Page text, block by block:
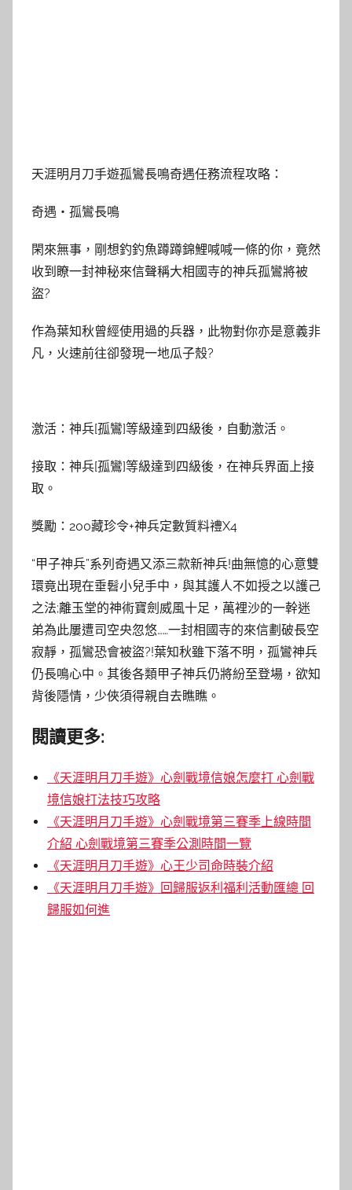
天涯明月刀手遊孤鸞長鳴奇遇任務流程攻略：
奇遇・孤鸞長鳴
閑來無事，剛想釣釣魚蹲蹲錦鯉喊喊一條的你，竟然
收到瞭一封神秘來信聲稱大相國寺的神兵孤鸞將被
盜?
作為葉知秋曾經使用過的兵器，此物對你亦是意義非
凡，火速前往卻發現一地瓜子殼?
激活：神兵[孤鸞]等級達到四級後，自動激活。
接取：神兵[孤鸞]等級達到四級後，在神兵界面上接
取。
獎勵：200藏珍令+神兵定數質料禮X4
“甲子神兵”系列奇遇又添三款新神兵!曲無憶的心意雙
環竟出現在垂髫小兒手中，與其護人不如授之以護己
之法;離玉堂的神術寶劍威風十足，萬裡沙的一幹迷
弟為此屢遭司空央忽悠……一封相國寺的來信劃破長空
寂靜，孤鸞恐會被盜?!葉知秋雖下落不明，孤鸞神兵
仍長鳴心中。其後各類甲子神兵仍將紛至登場，欲知
背後隱情，少俠須得親自去瞧瞧。
閱讀更多:
《天涯明月刀手遊》心劍戰境信娘怎麼打 心劍戰
境信娘打法技巧攻略
《天涯明月刀手遊》心劍戰境第三賽季上線時間
介紹 心劍戰境第三賽季公測時間一覽
《天涯明月刀手遊》心王少司命時裝介紹
《天涯明月刀手遊》回歸服返利福利活動匯總 回
歸服如何進